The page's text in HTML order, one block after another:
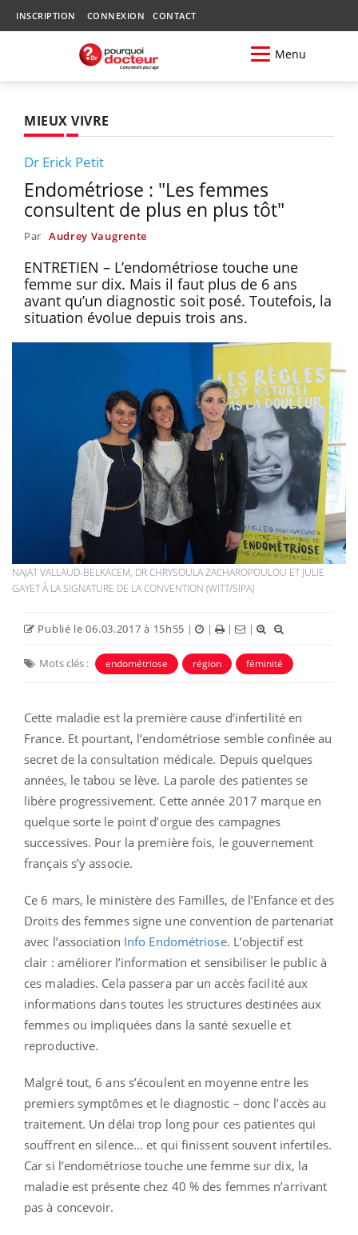
INSCRIPTION CONNEXION CONTACT
Menu
MIEUX VIVRE
Dr Erick Petit
Endométriose : "Les femmes
consultent de plus en plus tôt"
Par Audrey Vaugrente
ENTRETIEN – L’endométriose touche une
femme sur dix. Mais il faut plus de 6 ans
avant qu’un diagnostic soit posé. Toutefois, la
situation évolue depuis trois ans.
NAJAT VALLAUD-BELKACEM, DR CHRYSOULA ZACHAROPOULOU ET JULIE
GAYET À LA SIGNATURE DE LA CONVENTION (WITT/SIPA)
Publié le 06.03.2017 à 15h55 | | | |
Mots clés : endométriose région féminité
Cette maladie est la première cause d’infertilité en
France. Et pourtant, l’endométriose semble confinée au
secret de la consultation médicale. Depuis quelques
années, le tabou se lève. La parole des patientes se
libère progressivement. Cette année 2017 marque en
quelque sorte le point d’orgue des campagnes
successives. Pour la première fois, le gouvernement
français s’y associe.
Ce 6 mars, le ministère des Familles, de l’Enfance et des
Droits des femmes signe une convention de partenariat
avec l’association Info Endométriose. L’objectif est
clair : améliorer l’information et sensibiliser le public à
ces maladies. Cela passera par un accès facilité aux
informations dans toutes les structures destinées aux
femmes ou impliquées dans la santé sexuelle et
reproductive.
Malgré tout, 6 ans s’écoulent en moyenne entre les
premiers symptômes et le diagnostic – donc l’accès au
traitement. Un délai trop long pour ces patientes qui
souffrent en silence… et qui finissent souvent infertiles.
Car si l’endométriose touche une femme sur dix, la
maladie est présente chez 40 % des femmes n’arrivant
pas à concevoir.